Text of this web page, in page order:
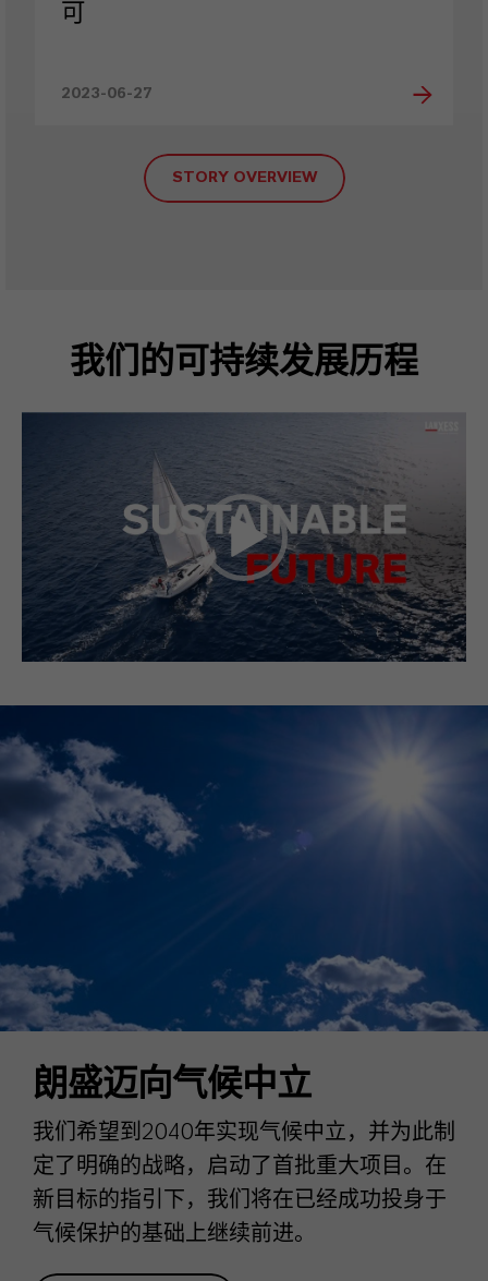
可
2023-06-27
STORY OVERVIEW
我们的可持续发展历程
朗盛迈向气候中立
我们希望到2040年实现气候中立，并为此制
定了明确的战略，启动了首批重大项目。在
新目标的指引下，我们将在已经成功投身于
气候保护的基础上继续前进。